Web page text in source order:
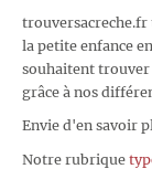
trouversacreche.fr
la petite enfance
souhaitent
grâce à nos
Envie d'en savoir
Notre rubrique